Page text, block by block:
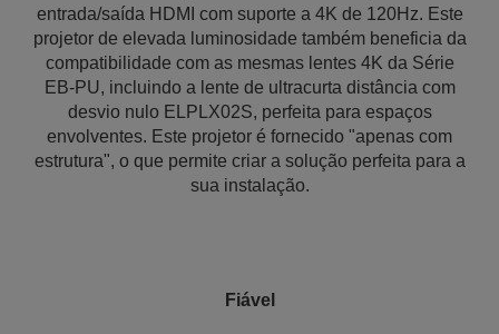
entrada/saída HDMI com suporte a 4K de 120Hz. Este
projetor de elevada luminosidade também beneficia da
compatibilidade com as mesmas lentes 4K da Série
EB-PU, incluindo a lente de ultracurta distância com
desvio nulo ELPLX02S, perfeita para espaços
envolventes. Este projetor é fornecido "apenas com
estrutura", o que permite criar a solução perfeita para a
sua instalação.
Fiável